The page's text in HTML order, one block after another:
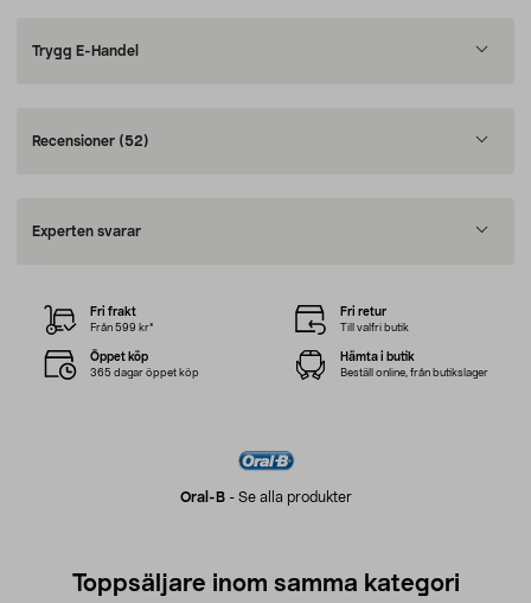
Trygg E-Handel
Recensioner (52)
Experten svarar
Oral-B- Se alla produkter
Fri frakt
Från 599 kr*
Fri retur
Till valfri butik
Öppet köp
365 dagar öppet köp
Hämta i butik
Beställ online, från butikslager
Toppsäljare inom samma kategori